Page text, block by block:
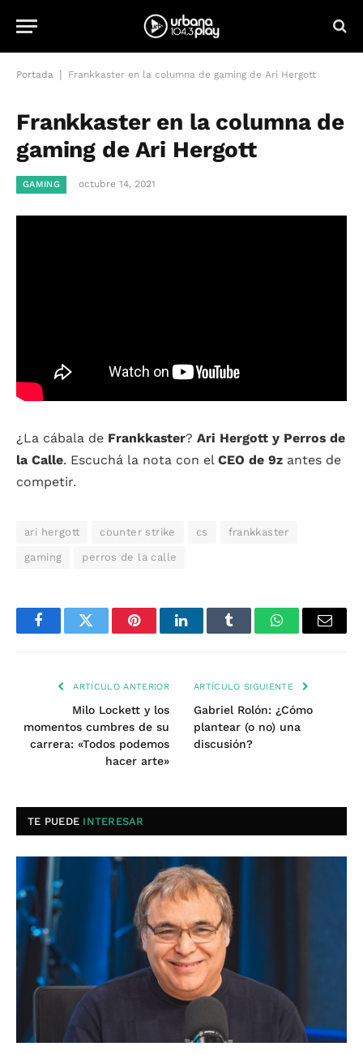
Portada Frankkaster en la columna de gaming de Ari Hergott
Frankkaster en la columna de
gaming de Ari Hergott
GAMING octubre 14, 2021
¿La cábala de Frankkaster? Ari Hergott y Perros de
la Calle. Escuchá la nota con el CEO de 9z antes de
competir.
ari hergott counter strike cs frankkaster
gaming perros de la calle
FacebookTwitter PinterestLinkedInTumblr WhatsAppEmail
ARTÍCULO ANTERIOR
Milo Lockett y los
momentos cumbres de su
carrera: «Todos podemos
hacer arte»
ARTÍCULO SIGUIENTE
Gabriel Rolón: ¿Cómo
plantear (o no) una
discusión?
TE PUEDE INTERESAR